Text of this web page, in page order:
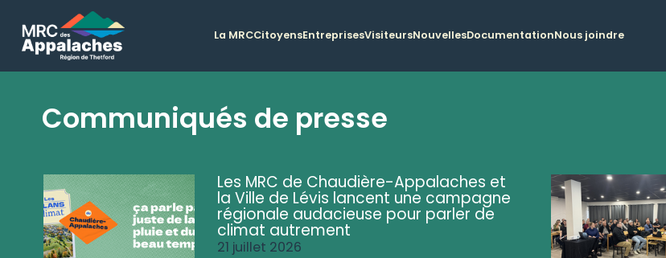
La MRCCitoyensEntreprisesVisiteursNouvellesDocumentationNous joindre
Communiqués de presse
Les MRC de Chaudière-Appalaches et
la Ville de Lévis lancent une campagne
régionale audacieuse pour parler de
climat autrement
21 juillet 2026